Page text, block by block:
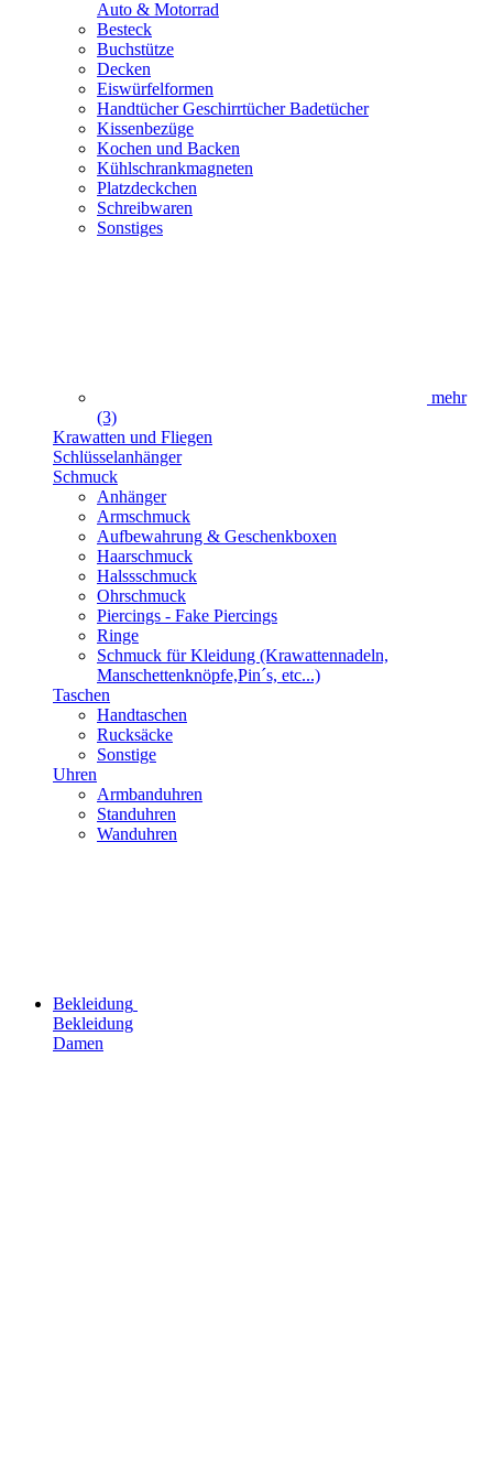
Auto & Motorrad
Besteck
Buchstütze
Decken
Eiswürfelformen
Handtücher Geschirrtücher Badetücher
Kissenbezüge
Kochen und Backen
Kühlschrankmagneten
Platzdeckchen
Schreibwaren
Sonstiges
mehr
(3)
Krawatten und Fliegen
Schlüsselanhänger
Schmuck
Anhänger
Armschmuck
Aufbewahrung & Geschenkboxen
Haarschmuck
Halssschmuck
Ohrschmuck
Piercings - Fake Piercings
Ringe
Schmuck für Kleidung (Krawattennadeln,
Manschettenknöpfe,Pin´s, etc...)
Taschen
Handtaschen
Rucksäcke
Sonstige
Uhren
Armbanduhren
Standuhren
Wanduhren
Bekleidung
Bekleidung
Damen